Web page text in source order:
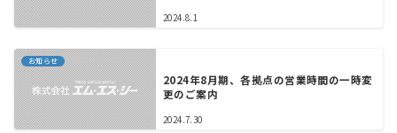
2024.8.1
お知らせ
2024年8月期、各拠点の営業時間の一時変
更のご案内
2024.7.30